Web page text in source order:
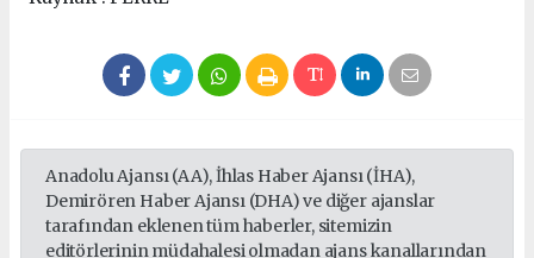
Anadolu Ajansı (AA), İhlas Haber Ajansı (İHA),
Demirören Haber Ajansı (DHA) ve diğer ajanslar
tarafından eklenen tüm haberler, sitemizin
editörlerinin müdahalesi olmadan ajans kanallarından